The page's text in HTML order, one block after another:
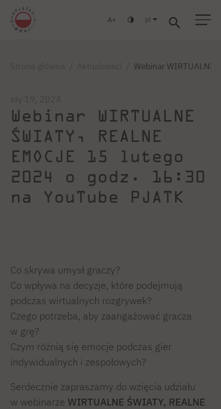
A pl
Webinar WIRTUALNE
Webinar WIRTUALNE
ŚWIATY, REALNE
EMOCJE 15 lutego
2024 o godz. 16:30
na YouTube PJATK
Co skrywa umysł graczy?
Co wpływa na decyzje, które podejmują
podczas wirtualnych rozgrywek?
Czego potrzeba, aby zaangażować gracza
w grę?
Czym różnią się emocje podczas gier
indywidualnych i zespołowych?
Serdecznie zapraszamy do wzięcia udziału
w webinarze WIRTUALNE ŚWIATY, REALNE